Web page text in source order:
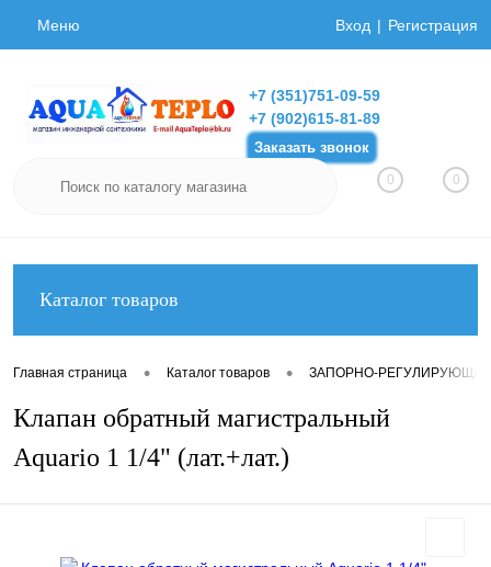
Меню Вход Регистрация
+7 (351)751-09-59
+7 (902)615-81-89
Заказать звонок
0 0
Каталог товаров
Главная страница • Каталог товаров • ЗАПОРНО-
Клапан обратный магистральный
Aquario 1 1/4" (лат.+лат.)